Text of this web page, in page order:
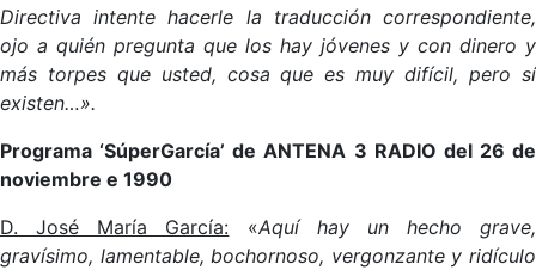
Directiva intente hacerle la traducción correspondiente,
ojo a quién pregunta que los hay jóvenes y con dinero y
más torpes que usted, cosa que es muy difícil, pero sí
existen…».
Programa ‘SúperGarcía’ de ANTENA 3 RADIO del 26 de
noviembre e 1990
D. José María García: «Aquí hay un hecho grave,
gravísimo, lamentable, bochornoso, vergonzante y ridículo